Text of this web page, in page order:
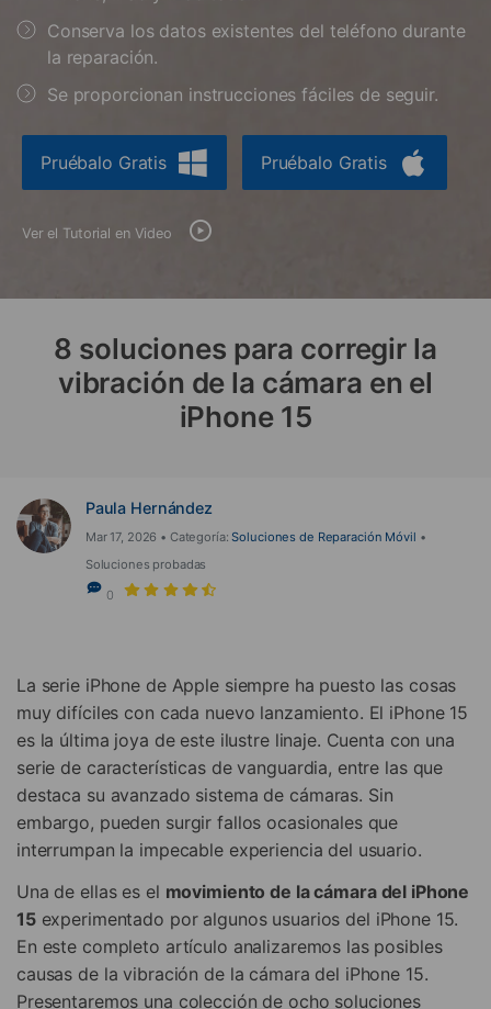
Gestor de Datos
Reparación de Móviles
Protección del Móvil
Encuentra Más Soluciones
Iniciar sesión
Conserva los datos existentes del teléfono durante
la reparación.
Se proporcionan instrucciones fáciles de seguir.
Pruébalo Gratis Pruébalo Gratis
Ver el Tutorial en Video
8 soluciones para corregir la
vibración de la cámara en el
iPhone 15
Paula Hernández
Mar 17, 2026 • Categoría:Soluciones de Reparación Móvil •
Soluciones probadas
0
La serie iPhone de Apple siempre ha puesto las cosas
muy difíciles con cada nuevo lanzamiento. El iPhone 15
es la última joya de este ilustre linaje. Cuenta con una
serie de características de vanguardia, entre las que
destaca su avanzado sistema de cámaras. Sin
embargo, pueden surgir fallos ocasionales que
interrumpan la impecable experiencia del usuario.
Una de ellas es el movimiento de la cámara del iPhone
15 experimentado por algunos usuarios del iPhone 15.
En este completo artículo analizaremos las posibles
causas de la vibración de la cámara del iPhone 15.
Presentaremos una colección de ocho soluciones